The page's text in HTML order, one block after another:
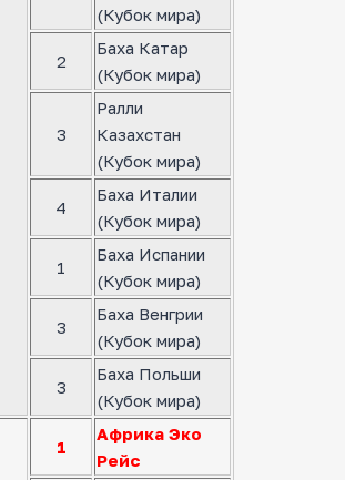
(Кубок мира)
2
Баха Катар
(Кубок мира)
3
Ралли
Казахстан
(Кубок мира)
4
Баха Италии
(Кубок мира)
1
Баха Испании
(Кубок мира)
3
Баха Венгрии
(Кубок мира)
3
Баха Польши
(Кубок мира)
1
Африка Эко
Рейс